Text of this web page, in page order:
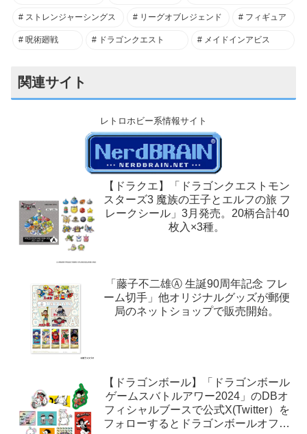
ストレンジャーシングス リーグオブレジェンド フィギュア
呪術廻戦 ドラゴンクエスト メイドインアビス
関連サイト
レトロホビー系情報サイト
【ドラクエ】「ドラゴンクエストモン
スターズ3 魔族の王子とエルフの旅 フ
レークシール」3月発売。20柄合計40
枚入×3種。
「藤子不二雄Ⓐ 生誕90周年記念 フレ
ーム切手」他オリジナルグッズが郵便
局のネットショップで販売開始。
【ドラゴンボール】「ドラゴンボール
ゲームスバトルアワー2024」のDBオ
フィシャルブースで公式X(Twitter）を
フォローするとドラゴンボールオフィ